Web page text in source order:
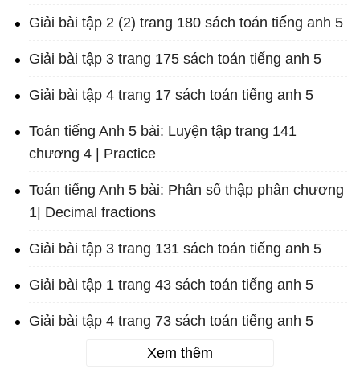
Giải bài tập 2 (2) trang 180 sách toán tiếng anh 5
Giải bài tập 3 trang 175 sách toán tiếng anh 5
Giải bài tập 4 trang 17 sách toán tiếng anh 5
Toán tiếng Anh 5 bài: Luyện tập trang 141
chương 4 | Practice
Toán tiếng Anh 5 bài: Phân số thập phân chương
1| Decimal fractions
Giải bài tập 3 trang 131 sách toán tiếng anh 5
Giải bài tập 1 trang 43 sách toán tiếng anh 5
Giải bài tập 4 trang 73 sách toán tiếng anh 5
Xem thêm